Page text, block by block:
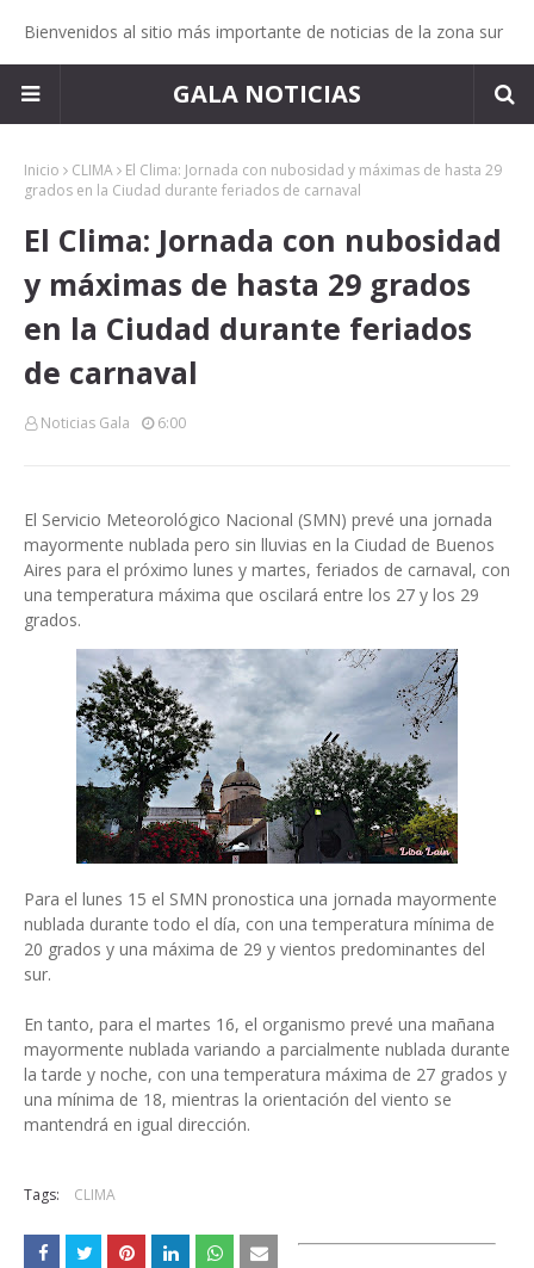
Bienvenidos al sitio más importante de noticias de la zona sur
GALA NOTICIAS
Inicio CLIMA
El Clima: Jornada con nubosidad y máximas de hasta 29
grados en la Ciudad durante feriados de carnaval
El Clima: Jornada con nubosidad
y máximas de hasta 29 grados
en la Ciudad durante feriados
de carnaval
Noticias Gala 6:00
El Servicio Meteorológico Nacional (SMN) prevé una jornada
mayormente nublada pero sin lluvias en la Ciudad de Buenos
Aires para el próximo lunes y martes, feriados de carnaval, con
una temperatura máxima que oscilará entre los 27 y los 29
grados.
Para el lunes 15 el SMN pronostica una jornada mayormente
nublada durante todo el día, con una temperatura mínima de
20 grados y una máxima de 29 y vientos predominantes del
sur.
En tanto, para el martes 16, el organismo prevé una mañana
mayormente nublada variando a parcialmente nublada durante
la tarde y noche, con una temperatura máxima de 27 grados y
una mínima de 18, mientras la orientación del viento se
mantendrá en igual dirección.
Tags: CLIMA